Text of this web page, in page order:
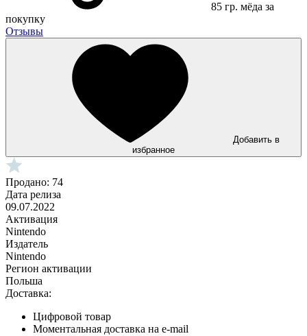
85 гр. мёда за
покупку
Отзывы
Добавить в
избранное
Продано: 74
Дата релиза
09.07.2022
Активация
Nintendo
Издатель
Nintendo
Регион активации
Польша
Доставка:
Цифровой товар
Моментальная доставка на e-mail